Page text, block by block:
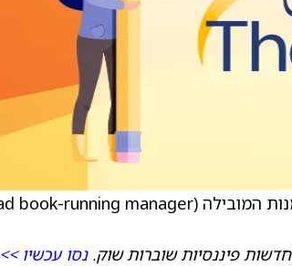
פיננסיות שוברות שוק.נסו עכשיו >>